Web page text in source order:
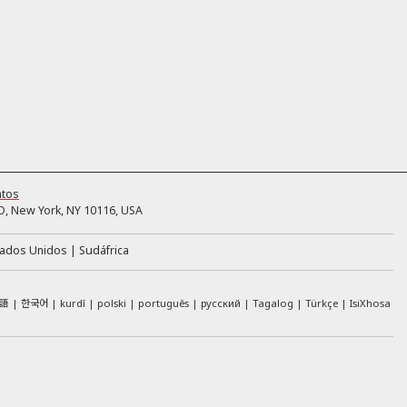
New York, NY 10116, USA
Unidos Sudáfrica
한국어 kurdî polski português русский Tagalog Türkçe IsiXhosa